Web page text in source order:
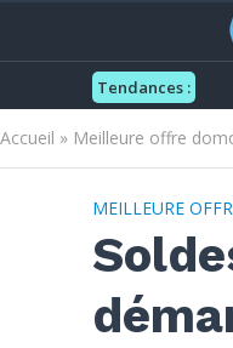
Tendances :
Accueil » Meilleure offre
MEILLEURE